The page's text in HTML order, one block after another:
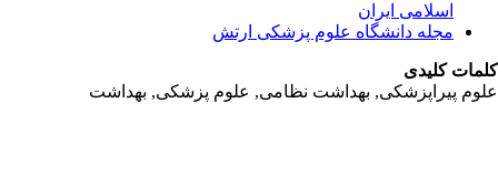
اسلامی ایران
مجله دانشگاه علوم پزشکی ارتش
کلیدی
پیراپزشکی, بهداشت نظامی, علوم پزشکی, بهداشت